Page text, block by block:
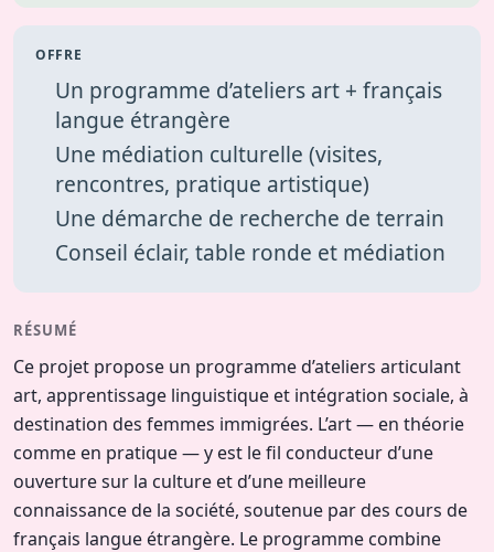
CRÉER UN PROJET
OFFRE
Un programme d’ateliers art + français
langue étrangère
Une médiation culturelle (visites,
rencontres, pratique artistique)
Une démarche de recherche de terrain
Conseil éclair, table ronde et médiation
RÉSUMÉ
Ce projet propose un programme d’ateliers articulant
art, apprentissage linguistique et intégration sociale, à
destination des femmes immigrées. L’art — en théorie
comme en pratique — y est le fil conducteur d’une
ouverture sur la culture et d’une meilleure
connaissance de la société, soutenue par des cours de
français langue étrangère. Le programme combine